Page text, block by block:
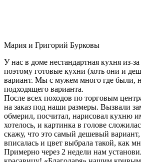
Мария и Григорий Бурковы
У нас в доме нестандартная кухня из-
поэтому готовые кухни (хоть они и
вариант. Мы с мужем много где были,
подходящего варианта.
После всех походов по торговым
на заказ под наши размеры. Вызвали
обмерил, посчитал, нарисовал кухню
хотелось, и картинка в голове
скажу, что это самый дешевый
вписалась и цвет выбрала такой, как
Примерно через 2 недели нам